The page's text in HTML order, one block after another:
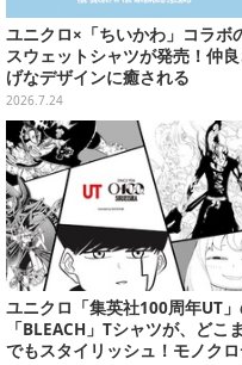
ユニクロ×「ちいかわ」コラボ
スウェットシャツが発売！仲良
げなデザインに癒される
2026.7.24
ユニクロ「集英社100周年UT
「BLEACH」Tシャツが、どこま
でもスタイリッシュ！モノク